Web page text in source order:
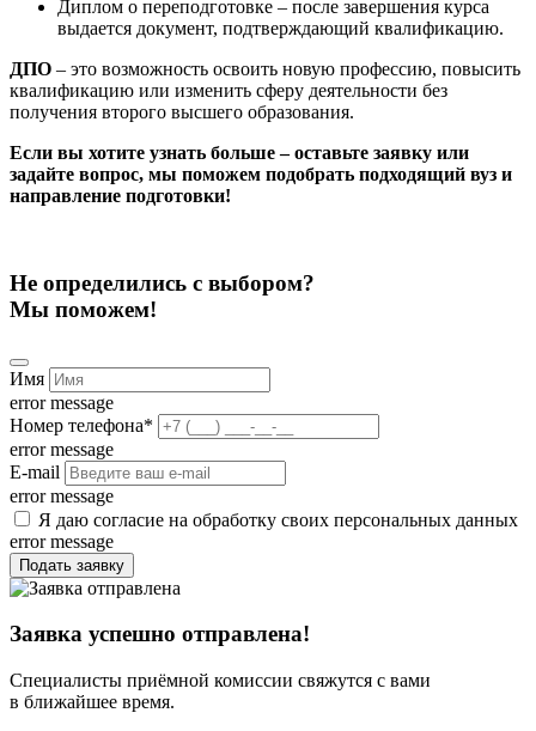
Диплом о переподготовке – после завершения курса
выдается документ, подтверждающий квалификацию.
ДПО – это возможность освоить новую профессию, повысить
квалификацию или изменить сферу деятельности без
получения второго высшего образования.
Если вы хотите узнать больше – оставьте заявку или
задайте вопрос, мы поможем подобрать подходящий вуз и
направление подготовки!
Не определились с выбором?
Мы поможем!
Имя
error message
Номер телефона*
error message
E-mail
error message
Я даю согласие на обработку своих персональных данных
error message
Подать заявку
Заявка успешно отправлена!
Специалисты приёмной комиссии свяжутся с вами
в ближайшее время.